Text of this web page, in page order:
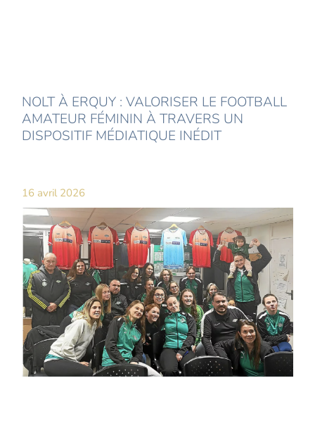
NOLT À ERQUY : VALORISER LE FOOTBALL
AMATEUR FÉMININ À TRAVERS UN
DISPOSITIF MÉDIATIQUE INÉDIT
16 avril 2026